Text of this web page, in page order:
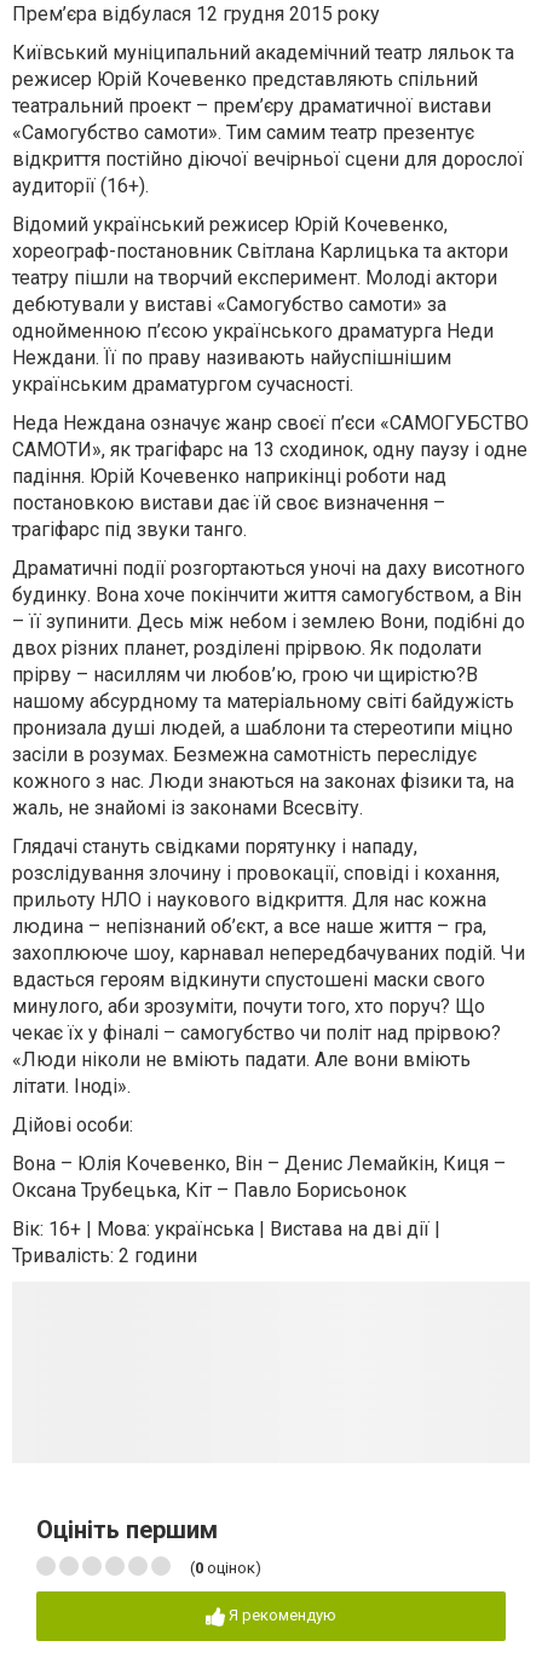
Прем’єра відбулася 12 грудня 2015 року
Київський муніципальний академічний театр ляльок та
режисер Юрій Кочевенко представляють спільний
театральний проект – прем’єру драматичної вистави
«Самогубство самоти». Тим самим театр презентує
відкриття постійно діючої вечірньої сцени для дорослої
аудиторії (16+).
Відомий український режисер Юрій Кочевенко,
хореограф-постановник Світлана Карлицька та актори
театру пішли на творчий експеримент. Молоді актори
дебютували у виставі «Самогубство самоти» за
однойменною п’єсою українського драматурга Неди
Неждани. Її по праву називають найуспішнішим
українським драматургом сучасності.
Неда Неждана означує жанр своєї п’єси «САМОГУБСТВО
САМОТИ», як трагіфарс на 13 сходинок, одну паузу і одне
падіння. Юрій Кочевенко наприкінці роботи над
постановкою вистави дає їй своє визначення –
трагіфарс під звуки танго.
Драматичні події розгортаються уночі на даху висотного
будинку. Вона хоче покінчити життя самогубством, а Він
– її зупинити. Десь між небом і землею Вони, подібні до
двох різних планет, розділені прірвою. Як подолати
прірву – насиллям чи любов’ю, грою чи щирістю?В
нашому абсурдному та матеріальному світі байдужість
пронизала душі людей, а шаблони та стереотипи міцно
засіли в розумах. Безмежна самотність переслідує
кожного з нас. Люди знаються на законах фізики та, на
жаль, не знайомі із законами Всесвіту.
Глядачі стануть свідками порятунку і нападу,
розслідування злочину і провокації, сповіді і кохання,
прильоту НЛО і наукового відкриття. Для нас кожна
людина – непізнаний об’єкт, а все наше життя – гра,
захоплююче шоу, карнавал непередбачуваних подій. Чи
вдасться героям відкинути спустошені маски свого
минулого, аби зрозуміти, почути того, хто поруч? Що
чекає їх у фіналі – самогубство чи політ над прірвою?
«Люди ніколи не вміють падати. Але вони вміють
літати. Іноді».
Дійові особи:
Вона – Юлія Кочевенко, Він – Денис Лемайкін, Киця –
Оксана Трубецька, Кіт – Павло Борисьонок
Вік: 16+ | Мова: українська | Вистава на дві дії |
Тривалість: 2 години
Оцініть першим
(0 оцінок)
Я рекомендую